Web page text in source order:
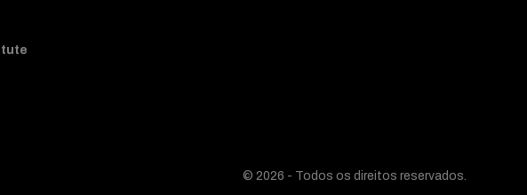
© 2026 - Todos os direitos reservados.